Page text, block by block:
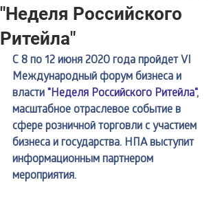
"Неделя Российского
Ритейла"
С 8 по 12 июня 2020 года пройдет VI
Международный форум бизнеса и
власти "Неделя Российского Ритейла",
масштабное отраслевое событие в
сфере розничной торговли с участием
бизнеса и государства. НПА выступит
информационным партнером
мероприятия.